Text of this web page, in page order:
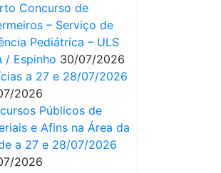
Concurso de
– Serviço de
Pediátrica – ULS
/ Espinho 30/07/2026
a 27 e 28/07/2026
2026
Públicos de
e Afins na Área da
a 27 e 28/07/2026
2026